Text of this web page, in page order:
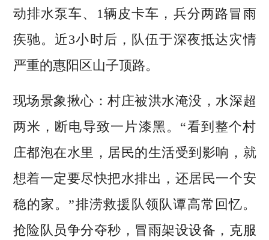
动排水泵车、1辆皮卡车，兵分两路冒雨
疾驰。近3小时后，队伍于深夜抵达灾情
严重的惠阳区山子顶路。
现场景象揪心：村庄被洪水淹没，水深超
两米，断电导致一片漆黑。“看到整个村
庄都泡在水里，居民的生活受到影响，就
想着一定要尽快把水排出，还居民一个安
稳的家。”排涝救援队领队谭高常回忆。
抢险队员争分夺秒，冒雨架设设备，克服